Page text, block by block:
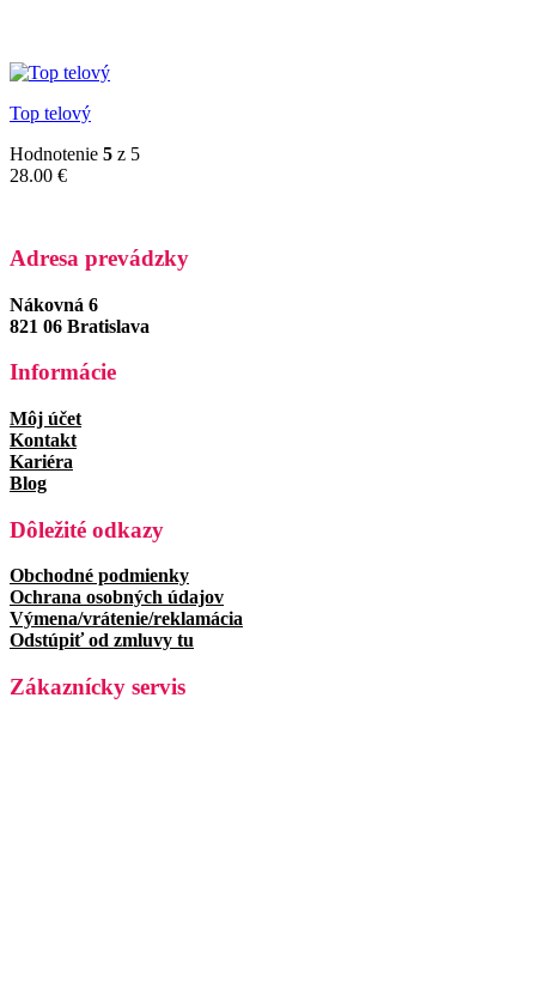
Top telový
Hodnotenie 5 z 5
28.00 €
Adresa prevádzky
Nákovná 6
821 06 Bratislava
Informácie
Môj účet
Kontakt
Kariéra
Blog
Dôležité odkazy
Obchodné podmienky
Ochrana osobných údajov
Výmena/vrátenie/reklamácia
Odstúpiť od zmluvy tu
Zákaznícky servis